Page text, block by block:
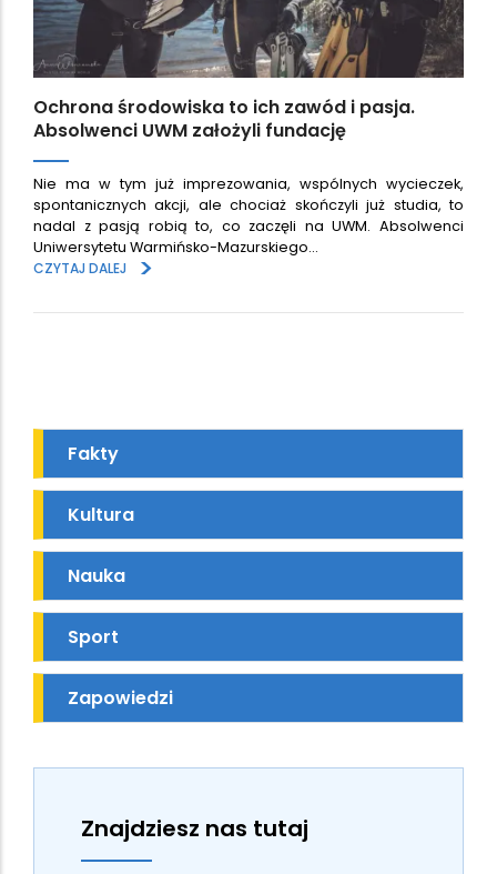
Ochrona środowiska to ich zawód i pasja.
Absolwenci UWM założyli fundację
Nie ma w tym już imprezowania, wspólnych wycieczek,
spontanicznych akcji, ale chociaż skończyli już studia, to
nadal z pasją robią to, co zaczęli na UWM. Absolwenci
Uniwersytetu Warmińsko-Mazurskiego…
CZYTAJ DALEJ
>
Fakty
Kultura
Nauka
Sport
Zapowiedzi
Znajdziesz nas tutaj